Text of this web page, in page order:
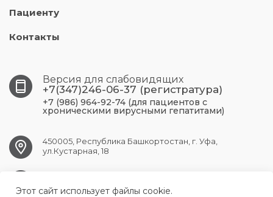
Пациенту
Контакты
Версия для слабовидящих
+7(347)246-06-37 (регистратура)
+7 (986) 964-92-74 (для пациентов с
хроническими вирусными гепатитами)
450005, Республика Башкортостан, г. Уфа,
ул.Кустарная, 18
Этот сайт использует файлы cookie.